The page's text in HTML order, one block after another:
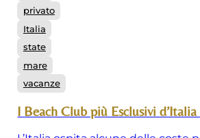
privato
Italia
state
mare
vacanze
I Beach Club più Esclusivi